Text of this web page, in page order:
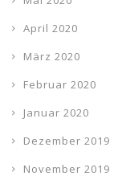
April 2020
März 2020
Februar 2020
Januar 2020
Dezember 2019
November 2019